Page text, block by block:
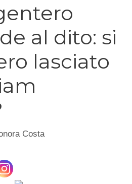
al dito: si
lasciato
Costa